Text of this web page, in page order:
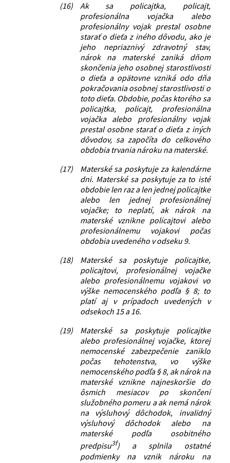
(16)
Ak sa policajtka, policajt,
profesionálna vojačka alebo
profesionálny vojak prestal osobne
starať o dieťa z iného dôvodu, ako je
jeho nepriaznivý zdravotný stav,
nárok na materské zaniká dňom
skončenia jeho osobnej starostlivosti
o dieťa a opätovne vzniká odo dňa
pokračovania osobnej starostlivosti o
toto dieťa. Obdobie, počas ktorého sa
policajtka, policajt, profesionálna
vojačka alebo profesionálny vojak
prestal osobne starať o dieťa z iných
dôvodov, sa započíta do celkového
obdobia trvania nároku na materské.
(17)
Materské sa poskytuje za kalendárne
dni. Materské sa poskytuje za to isté
obdobie len raz a len jednej policajtke
alebo len jednej profesionálnej
vojačke; to neplatí, ak nárok na
materské vznikne policajtovi alebo
profesionálnemu vojakovi počas
obdobia uvedeného v odseku 9.
(18)
Materské sa poskytuje policajtke,
policajtovi, profesionálnej vojačke
alebo profesionálnemu vojakovi vo
výške nemocenského podľa § 8; to
platí aj v prípadoch uvedených v
odsekoch 15 a 16.
(19)
Materské sa poskytuje policajtke
alebo profesionálnej vojačke, ktorej
nemocenské zabezpečenie zaniklo
počas tehotenstva, vo výške
nemocenského podľa § 8, ak nárok na
materské vznikne najneskoršie do
ôsmich mesiacov po skončení
služobného pomeru a ak nemá nárok
na výsluhový dôchodok, invalidný
výsluhový dôchodok alebo na
materské podľa osobitného
predpisu3f) a splnila ostatné
podmienky na vznik nároku na